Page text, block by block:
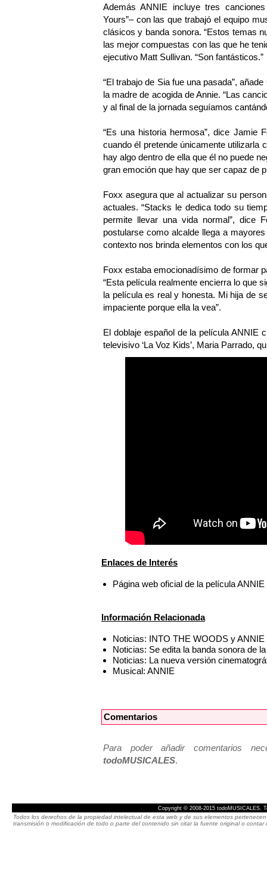
Además ANNIE incluye tres
Yours”– con las que trabajó el equipo
clásicos y banda sonora. “Estos temas
las mejor compuestas con las que he
ejecutivo Matt Sullivan. “Son fantásticos.”
“El trabajo de Sia fue una pasada”,
la madre de acogida de Annie. “Las
y al final de la jornada seguíamos
“Es una historia hermosa”, dice Jamie
cuando él pretende únicamente utilizarla
hay algo dentro de ella que él no puede
gran emoción que hay que ser capaz de
Foxx asegura que al actualizar su
actuales. “Stacks le dedica todo su
permite llevar una vida normal”, dice
postularse como alcalde llega a
contexto nos brinda elementos con los
Foxx estaba emocionadísimo de formar
“Esta película realmente encierra lo que
la película es real y honesta. Mi hija de
impaciente porque ella la vea”.
El doblaje español de la película ANNIE
televisivo ‘La Voz Kids’, Maria Parrado,
Enlaces de Interés
Página web oficial de la película ANNIE
Información Relacionada
Noticias: INTO THE WOODS y
Noticias: Se edita la banda sonora de
Noticias: La nueva versión
Musical: ANNIE
Comentarios
Para poder añadir comentarios
todoMUSICALES.
Copyright © 2008-2015 todoMUSICALES.
Todos los derechos de la propiedad intelectual de esta web y de sus elementos
transmisión o modificación de todo o parte del contenido sin citar la fuente original o